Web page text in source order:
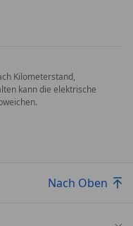
Kilometerstand,
kann die elektrische
Nach Oben